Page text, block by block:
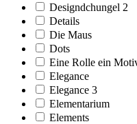
Designdchungel 2
Details
Die Maus
Dots
Eine Rolle ein
Elegance
Elegance 3
Elementarium
Elements